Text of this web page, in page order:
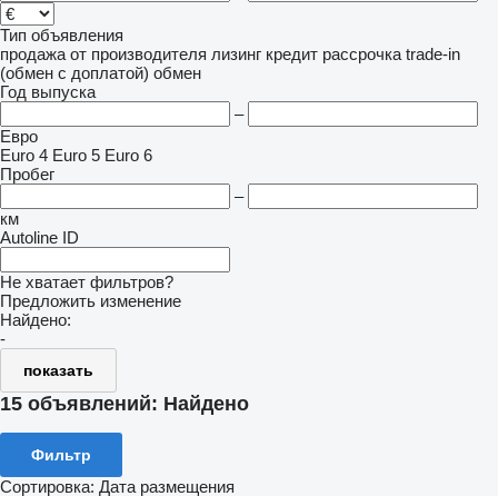
Тип объявления
продажа от производителя лизинг кредит рассрочка trade-in
(обмен с доплатой) обмен
Год выпуска
–
Евро
Euro 4 Euro 5 Euro 6
Пробег
–
км
Autoline ID
Не хватает фильтров?
Предложить изменение
Найдено:
-
показать
15 объявлений: Найдено
Фильтр
Сортировка: Дата размещения